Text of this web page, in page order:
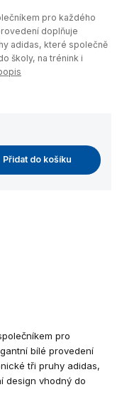
pro každého
doplňuje
adidas, které společně
školy, na trénink i
Přidat do košíku
pro
bílé provedení
tři pruhy adidas,
design vhodný do